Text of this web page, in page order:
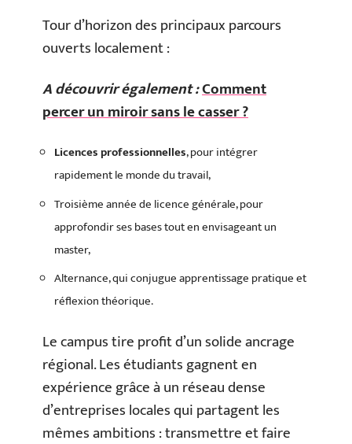
Tour d’horizon des principaux parcours
ouverts localement :
A découvrir également :Comment
percer un miroir sans le casser ?
Licences professionnelles, pour intégrer
rapidement le monde du travail,
Troisième année de licence générale, pour
approfondir ses bases tout en envisageant un
master,
Alternance, qui conjugue apprentissage pratique et
réflexion théorique.
Le campus tire profit d’un solide ancrage
régional. Les étudiants gagnent en
expérience grâce à un réseau dense
d’entreprises locales qui partagent les
mêmes ambitions : transmettre et faire